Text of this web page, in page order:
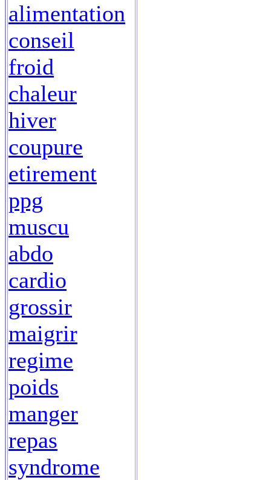
alimentation
conseil
froid
chaleur
hiver
coupure
etirement
ppg
muscu
abdo
cardio
grossir
maigrir
regime
poids
manger
repas
syndrome